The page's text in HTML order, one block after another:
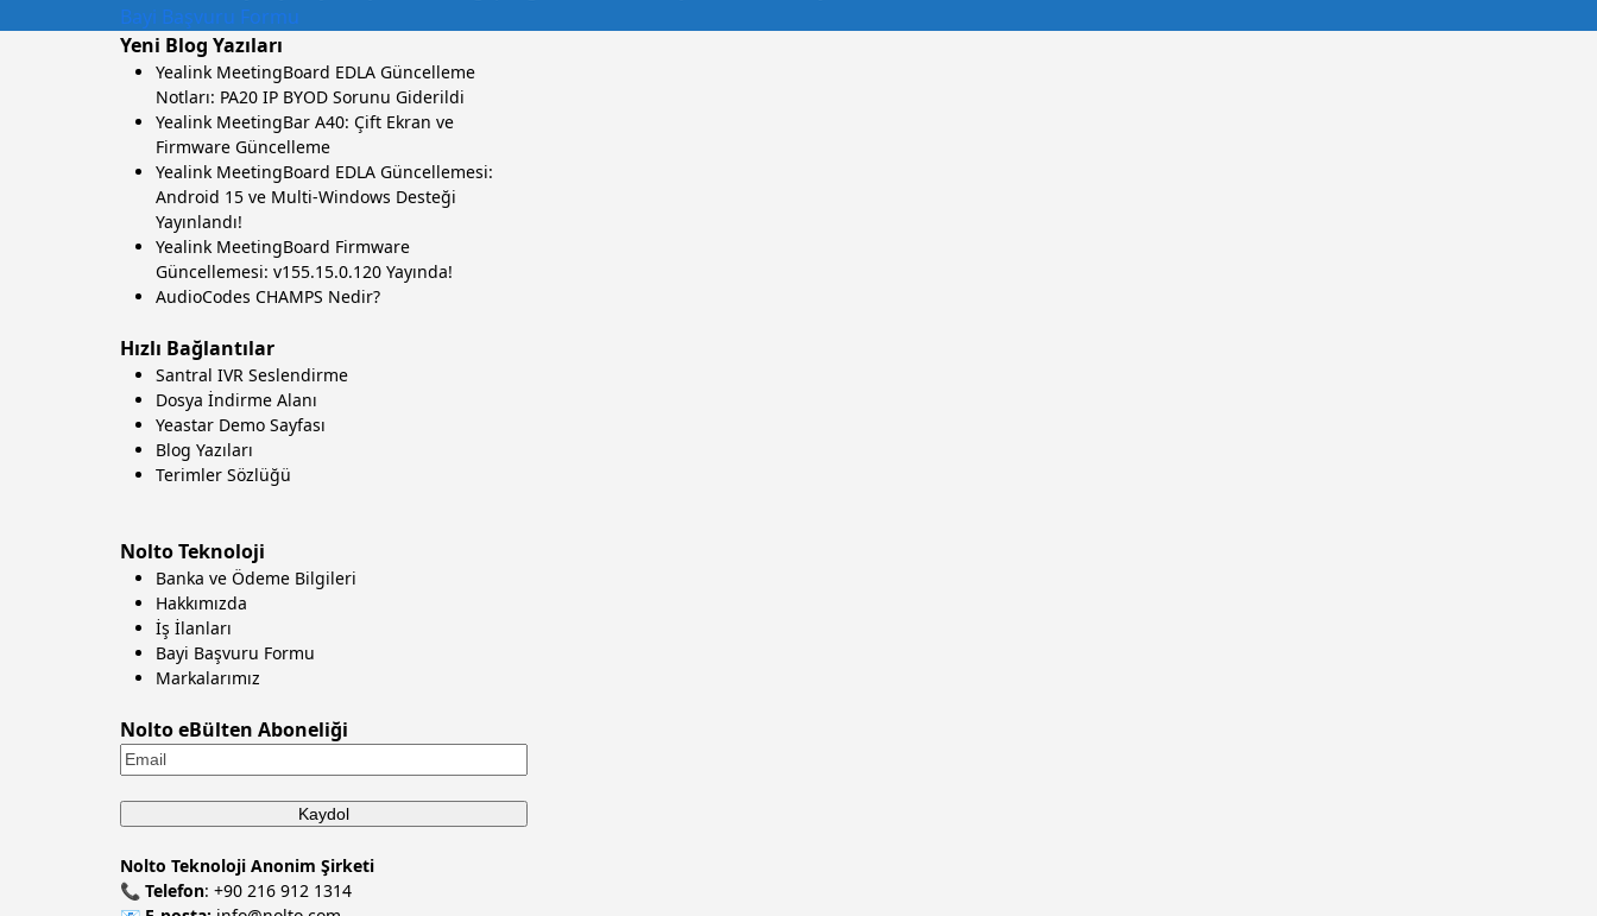
Bayi Başvuru Formu
Yeni Blog Yazıları
Yealink MeetingBoard EDLA Güncelleme
Notları: PA20 IP BYOD Sorunu Giderildi
Yealink MeetingBar A40: Çift Ekran ve
Firmware Güncelleme
Yealink MeetingBoard EDLA Güncellemesi:
Android 15 ve Multi-Windows Desteği
Yayınlandı!
Yealink MeetingBoard Firmware
Güncellemesi: v155.15.0.120 Yayında!
AudioCodes CHAMPS Nedir?
Hızlı Bağlantılar
Santral IVR Seslendirme
Dosya İndirme Alanı
Yeastar Demo Sayfası
Blog Yazıları
Terimler Sözlüğü
Nolto Teknoloji
Banka ve Ödeme Bilgileri
Hakkımızda
İş İlanları
Bayi Başvuru Formu
Markalarımız
Nolto eBülten Aboneliği
Nolto Teknoloji Anonim Şirketi
📞 Telefon: +90 216 912 1314